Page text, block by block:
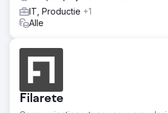
programma voor redactionele
thematisch autoriteitskader dat zowel
informatieve intenties omvat,
gegenereerde zoekresultaten (GEO).
SINS staat nu op nummer 1 voor
zoekwoorden en overtreft daarmee
winkelketens. Google Search
IT, Productie +1
Alle
Filarete